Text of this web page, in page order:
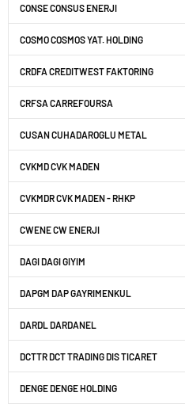
CONSE CONSUS ENERJI
COSMO COSMOS YAT. HOLDING
CRDFA CREDITWEST FAKTORING
CRFSA CARREFOURSA
CUSAN CUHADAROGLU METAL
CVKMD CVK MADEN
CVKMDR CVK MADEN - RHKP
CWENE CW ENERJI
DAGI DAGI GIYIM
DAPGM DAP GAYRIMENKUL
DARDL DARDANEL
DCTTR DCT TRADING DIS TICARET
DENGE DENGE HOLDING